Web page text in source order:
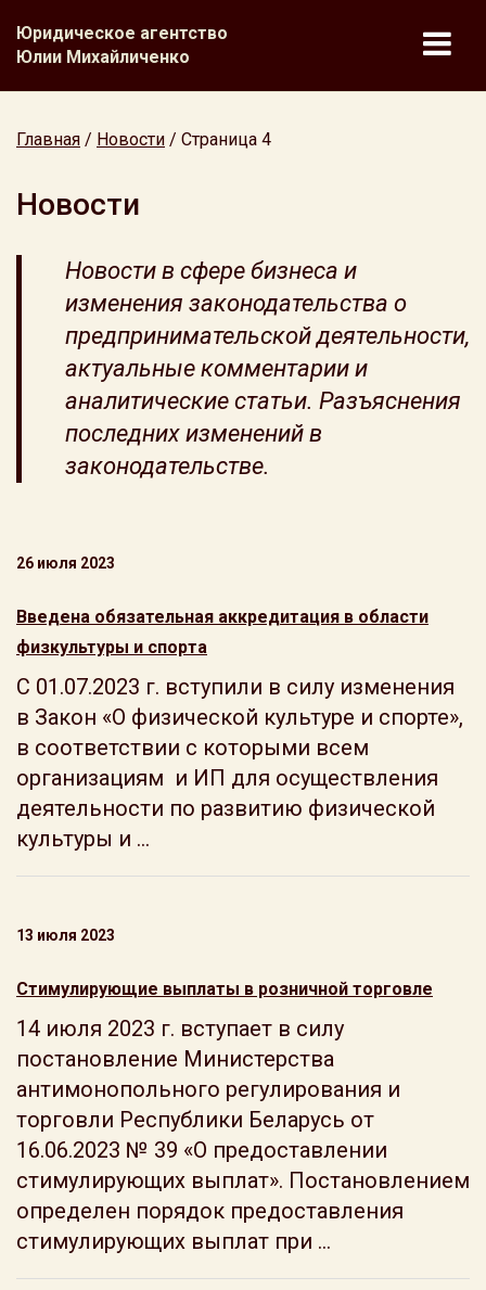
Юридическое агентство
Юлии Михайличенко
Главная / Новости / Страница 4
Новости
Новости в сфере бизнеса и
изменения законодательства о
предпринимательской деятельности,
актуальные комментарии и
аналитические статьи. Разъяснения
последних изменений в
законодательстве.
26 июля 2023
Введена обязательная аккредитация в области
физкультуры и спорта
С 01.07.2023 г. вступили в силу изменения
в Закон «О физической культуре и спорте»,
в соответствии с которыми всем
организациям и ИП для осуществления
деятельности по развитию физической
культуры и ...
13 июля 2023
Стимулирующие выплаты в розничной торговле
14 июля 2023 г. вступает в силу
постановление Министерства
антимонопольного регулирования и
торговли Республики Беларусь от
16.06.2023 № 39 «О предоставлении
стимулирующих выплат». Постановлением
определен порядок предоставления
стимулирующих выплат при ...